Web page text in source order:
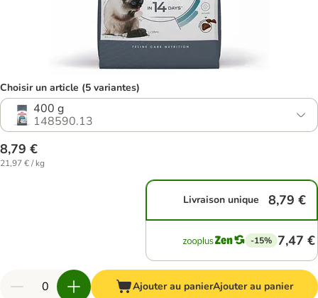
Choisir un article (5 variantes)
400 g
148590.13
8,79 €
21,97 € / kg
Livraison unique 8,79 €
-15% 7,47 €
Ajouter au panierAjouter au panier